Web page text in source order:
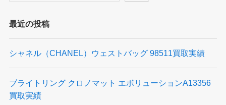
最近の投稿
シャネル（CHANEL）ウェストバッグ 98511買取実績
ブライトリング クロノマット エボリューションA13356
買取実績